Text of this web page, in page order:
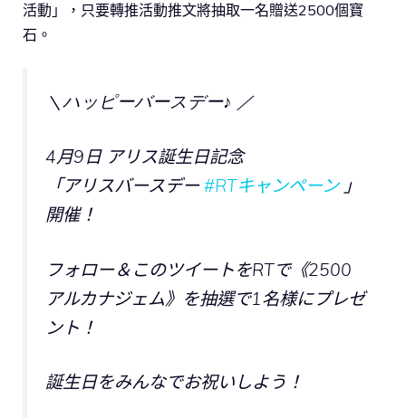
活動」，只要轉推活動推文將抽取一名贈送2500個寶
石。
＼ハッピーバースデー♪ ／
4月9日 アリス誕生日記念
「アリスバースデー#RTキャンペーン」
開催！
フォロー＆このツイートをRTで《2500
アルカナジェム》を抽選で1名様にプレゼ
ント！
誕生日をみんなでお祝いしよう！